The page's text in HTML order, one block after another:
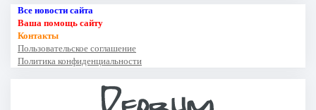
Все новости сайта
Ваша помощь сайту
Контакты
Пользовательское соглашение
Политика конфиденциальности